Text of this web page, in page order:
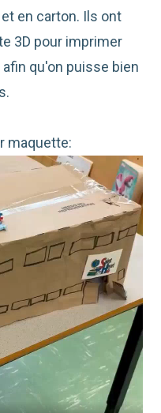
en carton. Ils ont
3D pour imprimer
qu'on puisse bien
maquette: